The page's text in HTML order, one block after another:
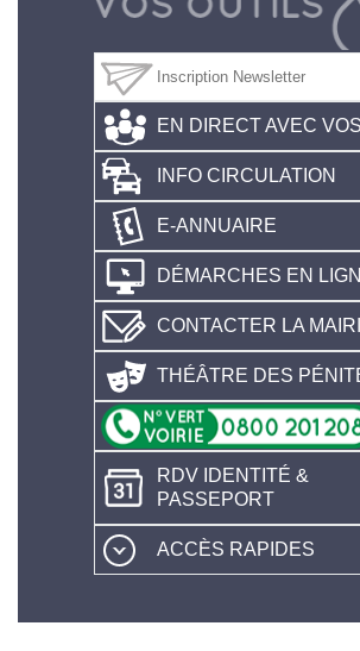
EN DIRECT AVEC
INFO CIRCULATION
E-ANNUAIRE
DÉMARCHES EN
CONTACTER LA
THÉÂTRE DES
RDV IDENTITÉ &
PASSEPORT
ACCÈS RAPIDES